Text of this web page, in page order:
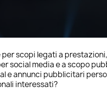
star tutto ok...
scopi legati a
social media e a scopo
e annunci pubblicitari
interessati?